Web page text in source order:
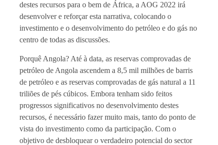
destes recursos para o bem de África, a AOG 2022 irá
desenvolver e reforçar esta narrativa, colocando o
investimento e o desenvolvimento do petróleo e do gás no
centro de todas as discussões.
Porquê Angola? Até à data, as reservas comprovadas de
petróleo de Angola ascendem a 8,5 mil milhões de barris
de petróleo e as reservas comprovadas de gás natural a 11
triliões de pés cúbicos. Embora tenham sido feitos
progressos significativos no desenvolvimento destes
recursos, é necessário fazer muito mais, tanto do ponto de
vista do investimento como da participação. Com o
objetivo de desbloquear o verdadeiro potencial do sector